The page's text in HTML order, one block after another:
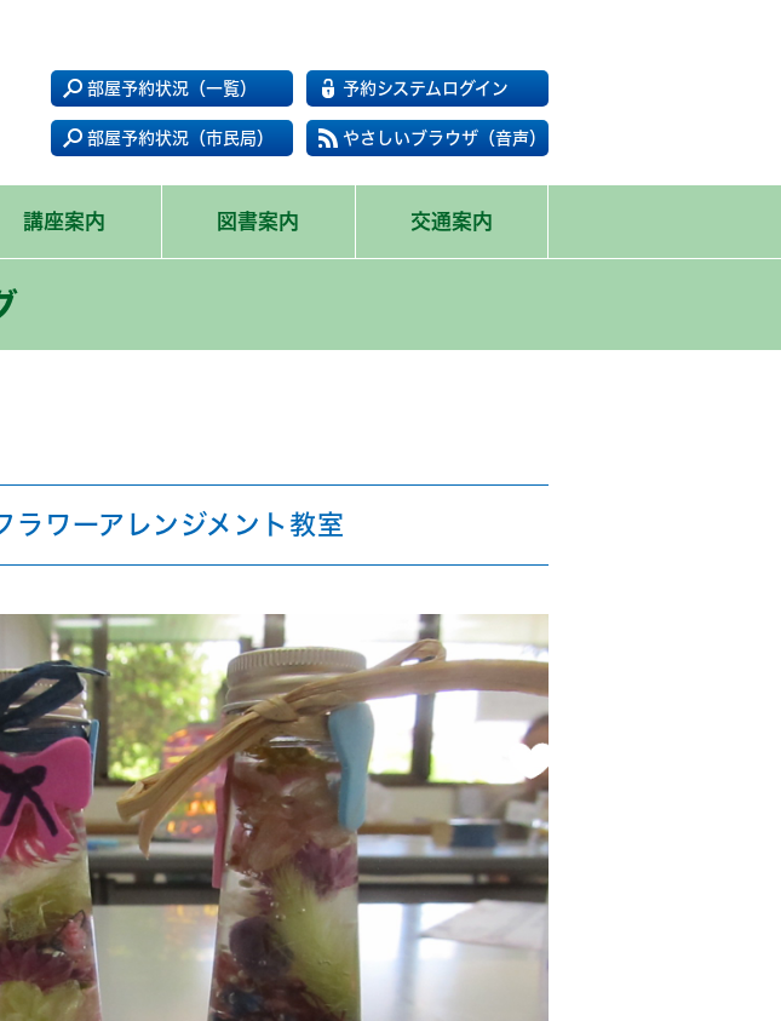
部屋予約状況（一覧） 予約システムログイン
部屋予約状況（市民局） やさしいブラウザ（音声）
講座案内 図書案内 交通案内
ラワーアレンジメント教室